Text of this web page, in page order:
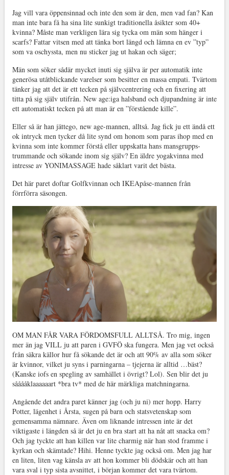
Jag vill vara öppensinnad och inte den som är den, men vad fan? Kan
man inte bara få ha sina lite sunkigt traditionella åsikter som 40+
kvinna? Måste man verkligen lära sig tycka om män som hänger i
scarfs? Fattar vitsen med att tänka bort längd och lämna en ev ”typ”
som va oschyssta, men nu sticker jag ut hakan och säger;
Män som söker sådär mycket inuti sig själva är per automatik inte
generösa utåtblickande varelser som besitter en massa empati. Tvärtom
tänker jag att det är ett tecken på självcentrering och en fixering att
titta på sig själv utifrån. New age:iga halsband och djupandning är inte
ett automatiskt tecken på att man är en ”förstående kille”.
Eller så är han jättego, new age-mannen, alltså. Jag fick ju ett ändå ett
ok intryck men tycker då lite synd om honom som paras ihop med en
kvinna som inte kommer förstå eller uppskatta hans mansgrupps-
trummande och sökande inom sig själv? En äldre yogakvinna med
intresse av YONIMASSAGE hade såklart varit det bästa.
Det här paret doftar Golfkvinnan och IKEApåse-mannen från
förrförra säsongen.
OM MAN FÅR VARA FÖRDOMSFULL ALLTSÅ. Tro mig, ingen
mer än jag VILL ju att paren i GVFÖ ska fungera. Men jag vet också
från säkra källor hur få sökande det är och att 90% av alla som söker
är kvinnor, vilket ju syns i parningarna – tjejerna är alltid …bäst?
(Kanske iofs en spegling av samhället i övrigt? Lol). Sen blir det ju
sååååklaaaaaart *bra tv* med de här märkliga matchningarna.
Angående det andra paret känner jag (och ju ni) mer hopp. Harry
Potter, lägenhet i Årsta, sugen på barn och statsvetenskap som
gemensamma nämnare. Även om liknande intressen inte är det
viktigaste i längden så är det ju en bra start att ha nåt att snacka om?
Och jag tyckte att han killen var lite charmig när han stod framme i
kyrkan och skämtade? Hihi. Henne tyckte jag också om. Men jag har
en liten, liten vag känsla av att hon kommer bli dödskär och att han
vara sval i typ sista avsnittet, i början kommer det vara tvärtom.